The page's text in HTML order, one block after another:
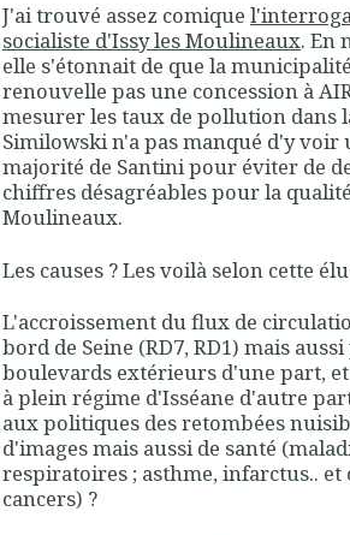
J'ai trouvé assez comique
socialiste d'Issy les Moulineaux. En
elle s'étonnait de que la
renouvelle pas une concession à
mesurer les taux de pollution dans
Similowski n'a pas manqué d'y voir
majorité de Santini pour éviter de
chiffres désagréables pour la
Moulineaux.
Les causes ? Les voilà selon cette
L'accroissement du flux de
bord de Seine (RD7, RD1) mais
boulevards extérieurs d'une part,
à plein régime d'Isséane d'autre
aux politiques des retombées
d'images mais aussi de santé
respiratoires ; asthme, infarctus.. et
cancers) ?